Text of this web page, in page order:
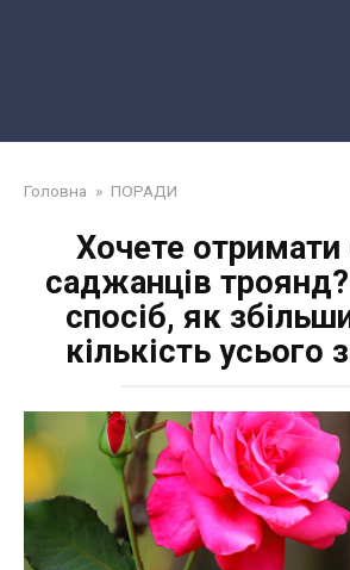
Головна » ПОРАДИ
Хочете отримати
саджанців
спосіб, як
кількість усього